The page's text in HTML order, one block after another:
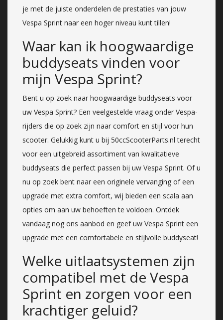
je met de juiste onderdelen de prestaties van jouw
Vespa Sprint naar een hoger niveau kunt tillen!
Waar kan ik hoogwaardige
buddyseats vinden voor
mijn Vespa Sprint?
Bent u op zoek naar hoogwaardige buddyseats voor
uw Vespa Sprint? Een veelgestelde vraag onder Vespa-
rijders die op zoek zijn naar comfort en stijl voor hun
scooter. Gelukkig kunt u bij 50ccScooterParts.nl terecht
voor een uitgebreid assortiment van kwalitatieve
buddyseats die perfect passen bij uw Vespa Sprint. Of u
nu op zoek bent naar een originele vervanging of een
upgrade met extra comfort, wij bieden een scala aan
opties om aan uw behoeften te voldoen. Ontdek
vandaag nog ons aanbod en geef uw Vespa Sprint een
upgrade met een comfortabele en stijlvolle buddyseat!
Welke uitlaatsystemen zijn
compatibel met de Vespa
Sprint en zorgen voor een
krachtiger geluid?